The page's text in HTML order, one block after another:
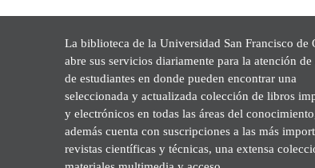
La biblioteca de la Universidad San Francisco de
abre sus servicios diariamente para la atención
de estudiantes en donde pueden encontrar una
seleccionada y actualizada colección de libros
y electrónicos en todas las áreas del
además cuenta con suscripciones a las más
revistas científicas y técnicas, una extensa